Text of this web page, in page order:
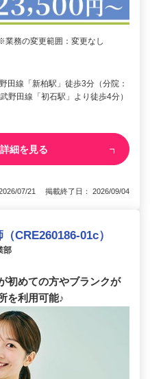
務の変更範囲：変更なし
田線「新柏駅」徒歩3分（分院：
野田線「初石駅」より徒歩4分）
詳細を見る
07/21 掲載終了日： 2026/09/04
CRE260186-01c）
部
初めての方やブランクが
を利用可能♪